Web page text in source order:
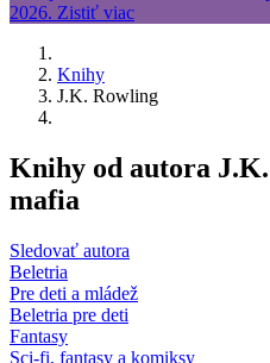
Knihy
J.K. Rowling
Knihy od autora
mafia
Sledovať autora
Beletria
Pre deti a mládež
Beletria pre deti
Fantasy
Sci-fi, fantasy a komiksy